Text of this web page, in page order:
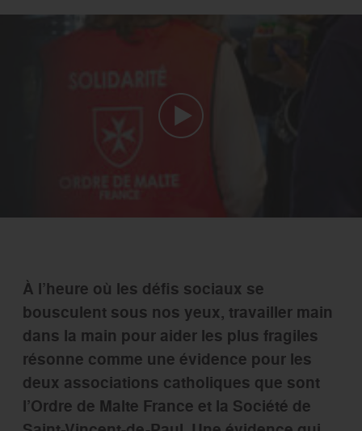
À l’heure où les défis sociaux se
bousculent sous nos yeux, travailler main
dans la main pour aider les plus fragiles
résonne comme une évidence pour les
deux associations catholiques que sont
l’Ordre de Malte France et la Société de